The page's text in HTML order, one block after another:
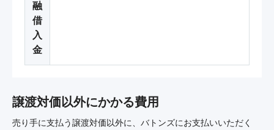
融
借
入
金
譲渡対価以外にかかる費用
売り手に支払う譲渡対価以外に、バトンズにお支払いいただく